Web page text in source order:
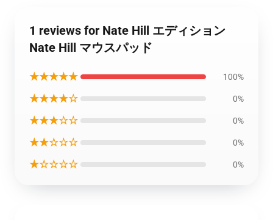
1 reviews for Nate Hill エディション
Nate Hill マウスパッド
★★★★★ 100%
★★★★☆ 0%
★★★☆☆ 0%
★★☆☆☆ 0%
★☆☆☆☆ 0%